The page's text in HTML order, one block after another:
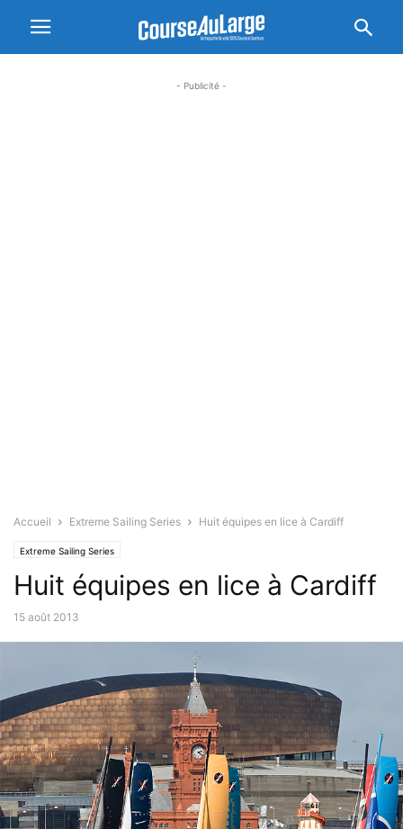
- Publicité -
Accueil Extreme Sailing Series Huit équipes en lice à Cardiff
Extreme Sailing Series
Huit équipes en lice à Cardiff
15 août 2013